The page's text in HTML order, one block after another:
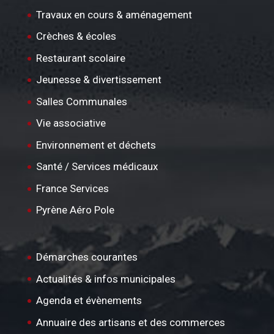
Travaux en cours & aménagement
Crèches & écoles
Restaurant scolaire
Jeunesse & divertissement
Salles Communales
Vie associative
Environnement et déchets
Santé / Services médicaux
France Services
Pyrène Aéro Pole
Démarches courantes
Actualités & infos municipales
Agenda et évènements
Annuaire des artisans et des commerces